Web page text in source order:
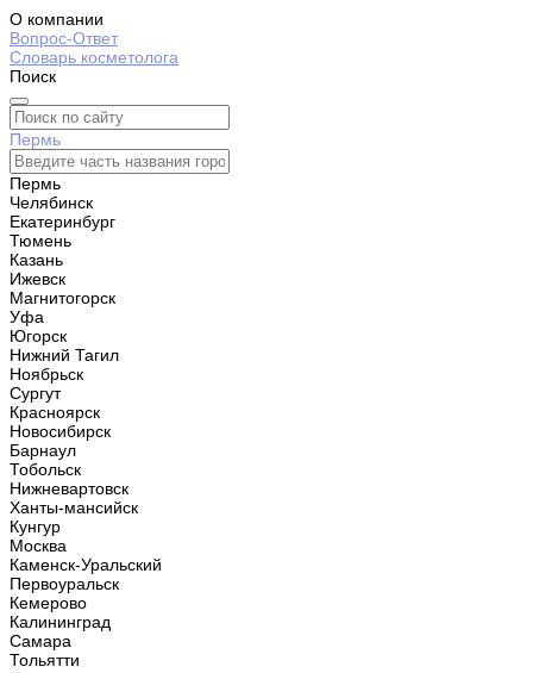
О компании
Вопрос-Ответ
Словарь косметолога
Поиск
Пермь
Пермь
Челябинск
Екатеринбург
Тюмень
Казань
Ижевск
Магнитогорск
Уфа
Югорск
Нижний Тагил
Ноябрьск
Сургут
Красноярск
Новосибирск
Барнаул
Тобольск
Нижневартовск
Ханты-мансийск
Кунгур
Москва
Каменск-Уральский
Первоуральск
Кемерово
Калининград
Самара
Тольятти